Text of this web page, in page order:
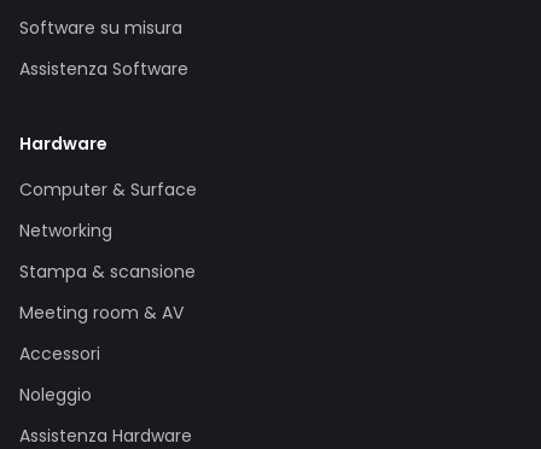
Software su misura
Assistenza Software
Hardware
Computer & Surface
Networking
Stampa & scansione
Meeting room & AV
Accessori
Noleggio
Assistenza Hardware